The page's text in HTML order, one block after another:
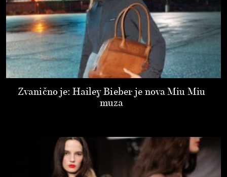
Zvanično je: Hailey Bieber je nova Miu Miu
muza